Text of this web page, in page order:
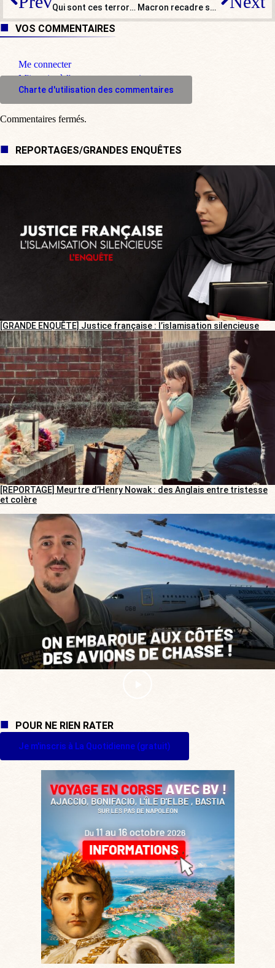
Qui sont ces terroristes, dont « 80 % sont des Français » ? Macron recadre ses ministres : une vraie-fausse cacophonie gouvernementale
VOS COMMENTAIRES
Me connecter
M'inscrire à l'espace commentaire
Charte d'utilisation des commentaires
Commentaires fermés.
REPORTAGES/GRANDES ENQUÊTES
[GRANDE ENQUÊTE] Justice française : l’islamisation silencieuse
[REPORTAGE] Meurtre d’Henry Nowak : des Anglais entre tristesse
et colère
POUR NE RIEN RATER
Je m'inscris à La Quotidienne (gratuit)